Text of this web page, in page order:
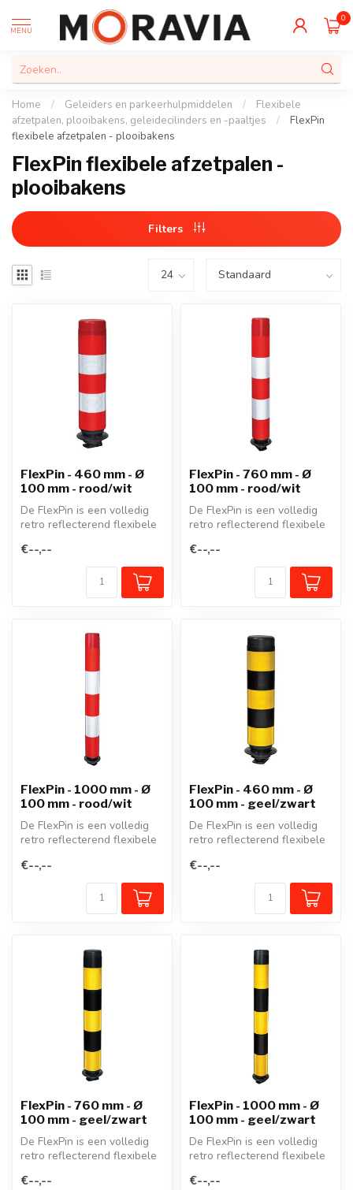
MENU
0
Home / Geleiders en parkeerhulpmiddelen /
Flexibele
afzetpalen, plooibakens, geleidecilinders en -paaltjes
/
FlexPin
flexibele afzetpalen - plooibakens
FlexPin flexibele afzetpalen -
plooibakens
Filters
FlexPin - 460 mm - Ø
100 mm - rood/wit
De FlexPin is een volledig
retro reflecterend flexibele
€--,--
FlexPin - 760 mm - Ø
100 mm - rood/wit
De FlexPin is een volledig
retro reflecterend flexibele
€--,--
FlexPin - 1000 mm - Ø
100 mm - rood/wit
De FlexPin is een volledig
retro reflecterend flexibele
€--,--
FlexPin - 460 mm - Ø
100 mm - geel/zwart
De FlexPin is een volledig
retro reflecterend flexibele
€--,--
FlexPin - 760 mm - Ø
100 mm - geel/zwart
De FlexPin is een volledig
retro reflecterend flexibele
€--,--
FlexPin - 1000 mm - Ø
100 mm - geel/zwart
De FlexPin is een volledig
retro reflecterend flexibele
€--,--